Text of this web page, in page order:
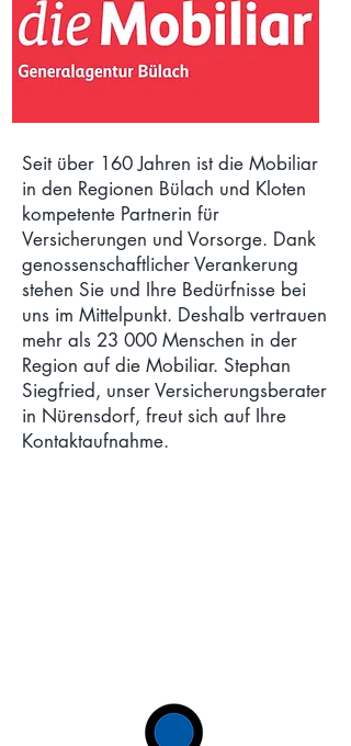
Seit über 160 Jahren ist die Mobiliar
in den Regionen Bülach und Kloten
kompetente Partnerin für
Versicherungen und Vorsorge. Dank
genossenschaftlicher Verankerung
stehen Sie und Ihre Bedürfnisse bei
uns im Mittelpunkt. Deshalb vertrauen
mehr als 23 000 Menschen in der
Region auf die Mobiliar. Stephan
Siegfried, unser Versicherungsberater
in Nürensdorf, freut sich auf Ihre
Kontaktaufnahme.